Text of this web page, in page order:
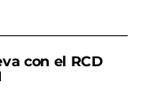
con el RCD